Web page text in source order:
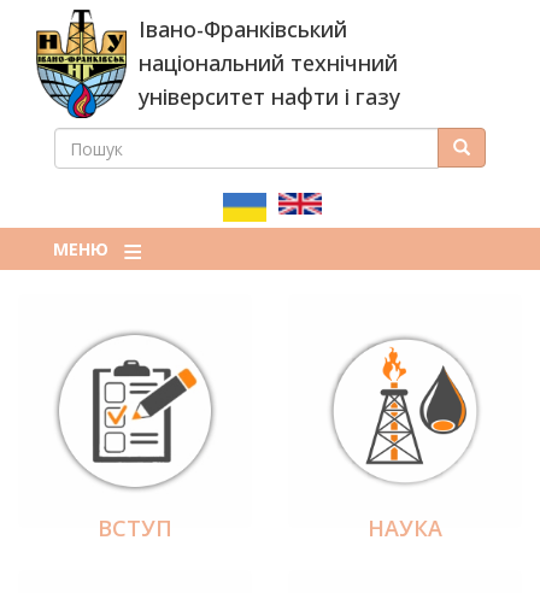
основного
вмісту
Івано-Франківський
національний технічний
університет нафти і газу
ПОШУКОВА
ПОШУК Пошук
МЕНЮ
ВСТУП НАУКА